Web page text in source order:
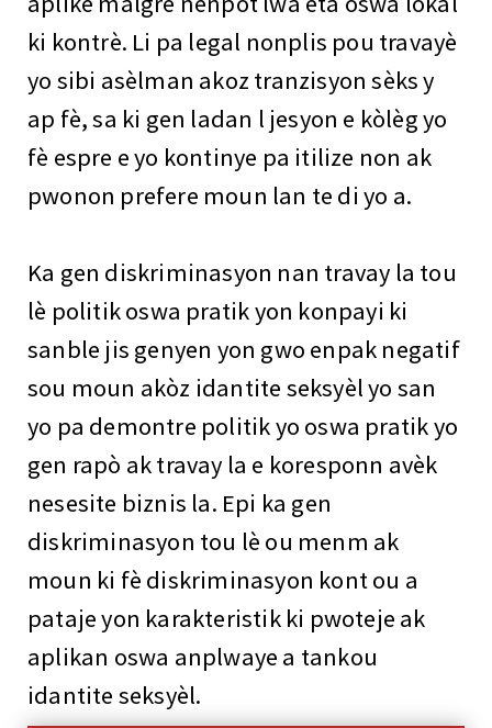
ki kontrè. Li pa legal nonplis pou travayè
yo sibi asèlman akoz tranzisyon sèks y
ap fè, sa ki gen ladan l jesyon e kòlèg yo
fè espre e yo kontinye pa itilize non ak
pwonon prefere moun lan te di yo a.
Ka gen diskriminasyon nan travay la tou
lè politik oswa pratik yon konpayi ki
sanble jis genyen yon gwo enpak negatif
sou moun akòz idantite seksyèl yo san
yo pa demontre politik yo oswa pratik yo
gen rapò ak travay la e koresponn avèk
nesesite biznis la. Epi ka gen
diskriminasyon tou lè ou menm ak
moun ki fè diskriminasyon kont ou a
pataje yon karakteristik ki pwoteje ak
aplikan oswa anplwaye a tankou
idantite seksyèl.